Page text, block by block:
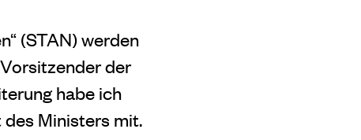
(STAN) werden
der
habe ich
Ministers mit.